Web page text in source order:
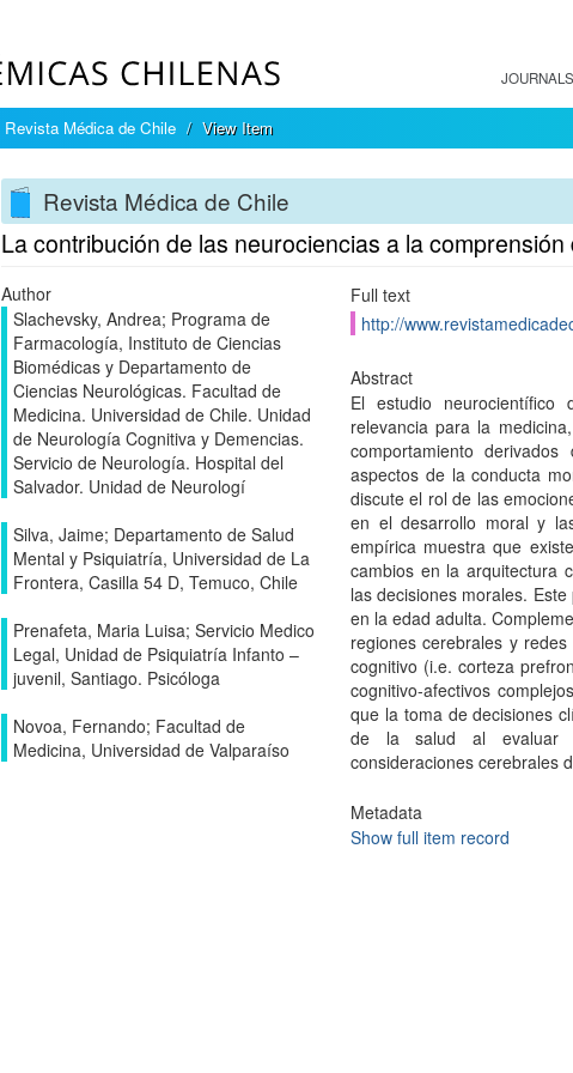
JOURNALS
Revista Médica de Chile View Item
Revista Médica de Chile
La contribución de las neurociencias a la
Author
Slachevsky, Andrea; Programa de
Farmacología, Instituto de Ciencias
Biomédicas y Departamento de
Ciencias Neurológicas. Facultad de
Medicina. Universidad de Chile. Unidad
de Neurología Cognitiva y Demencias.
Servicio de Neurología. Hospital del
Salvador. Unidad de Neurologí
Silva, Jaime; Departamento de Salud
Mental y Psiquiatría, Universidad de La
Frontera, Casilla 54 D, Temuco, Chile
Prenafeta, Maria Luisa; Servicio Medico
Legal, Unidad de Psiquiatría Infanto –
juvenil, Santiago. Psicóloga
Novoa, Fernando; Facultad de
Medicina, Universidad de Valparaíso
Full text
http://
Abstract
El estudio
relevancia para la
comportamiento
aspectos de la conducta
discute el rol de las
en el desarrollo moral y
empírica muestra que
cambios en la arquitectura
las decisiones morales.
en la edad adulta.
regiones cerebrales y
cognitivo (i.e. corteza
cognitivo-afectivos
que la toma de decisiones
de la salud al evaluar
consideraciones cerebrales
Metadata
Show full item record